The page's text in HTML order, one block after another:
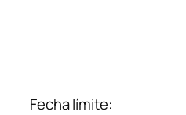
Fecha límite: